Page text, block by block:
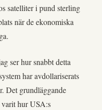
satelliter i pund sterling
när de ekonomiska
ser hur snabbt detta
har avdollariserats
Det grundläggande
hur USA:s